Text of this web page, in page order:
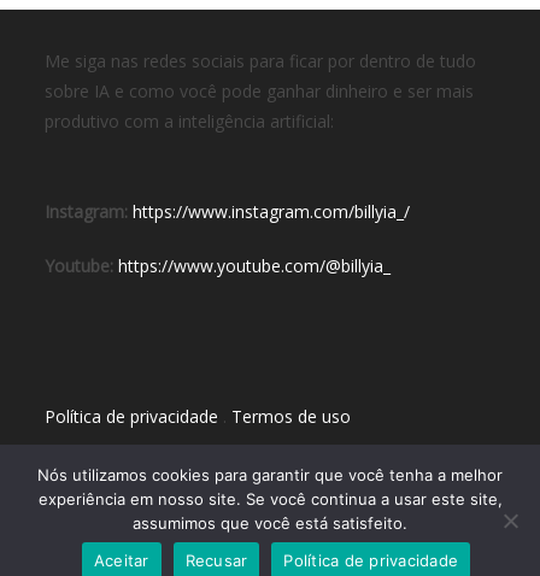
Me siga nas redes sociais para ficar por dentro de tudo
sobre IA e como você pode ganhar dinheiro e ser mais
produtivo com a inteligência artificial:
Instagram: https://www.instagram.com/billyia_/
Youtube: https://www.youtube.com/@billyia_
Política de privacidade . Termos de uso
Copyright 2024 - Inteligência Artificial BR - por Billy IA
Nós utilizamos cookies para garantir que você tenha a melhor
experiência em nosso site. Se você continua a usar este site,
assumimos que você está satisfeito.
Aceitar
Recusar Política de privacidade